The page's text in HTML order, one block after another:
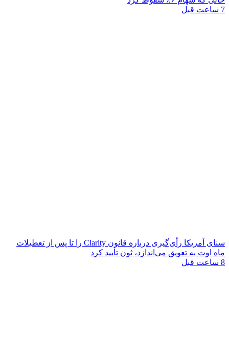
7 ساعت قبل
سنای آمریکا رأی‌گیری درباره قانون Clarity را تا پس از تعطیلات
ماه اوت به تعویق می‌اندازد، ثون تأیید کرد
8 ساعت قبل